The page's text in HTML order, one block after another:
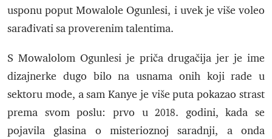
usponu poput Mowalole Ogunlesi, i uvek je više voleo
sarađivati sa proverenim talentima.
S Mowalolom Ogunlesi je priča drugačija jer je ime
dizajnerke dugo bilo na usnama onih koji rade u
sektoru mode, a sam Kanye je više puta pokazao strast
prema svom poslu: prvo u 2018. godini, kada se
pojavila glasina o misterioznoj saradnji, a onda